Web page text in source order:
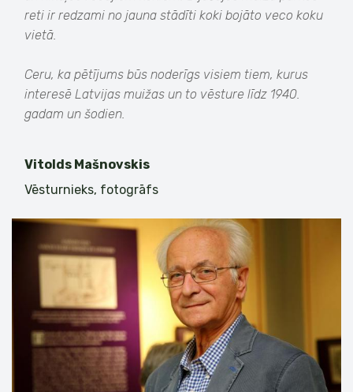
reti ir redzami no jauna stādīti koki bojāto veco koku
vietā.
Ceru, ka pētījums būs noderīgs visiem tiem, kurus
interesē Latvijas muižas un to vēsture līdz 1940.
gadam un šodien.
Vitolds Mašnovskis
Vēsturnieks, fotogrāfs